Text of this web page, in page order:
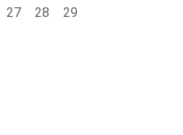
27 28
29